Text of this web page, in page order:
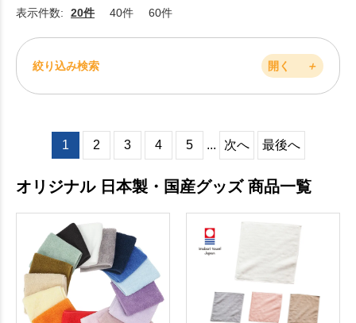
表示件数: 20件 40件 60件
絞り込み検索 開く ＋
1 2 3 4 5 ... 次へ 最後へ
オリジナル 日本製・国産グッズ 商品一覧